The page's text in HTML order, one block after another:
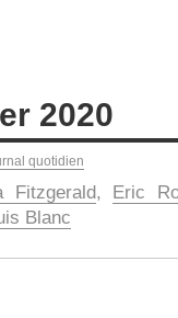
2020
quotidien
Fitzgerald, Eric
Blanc